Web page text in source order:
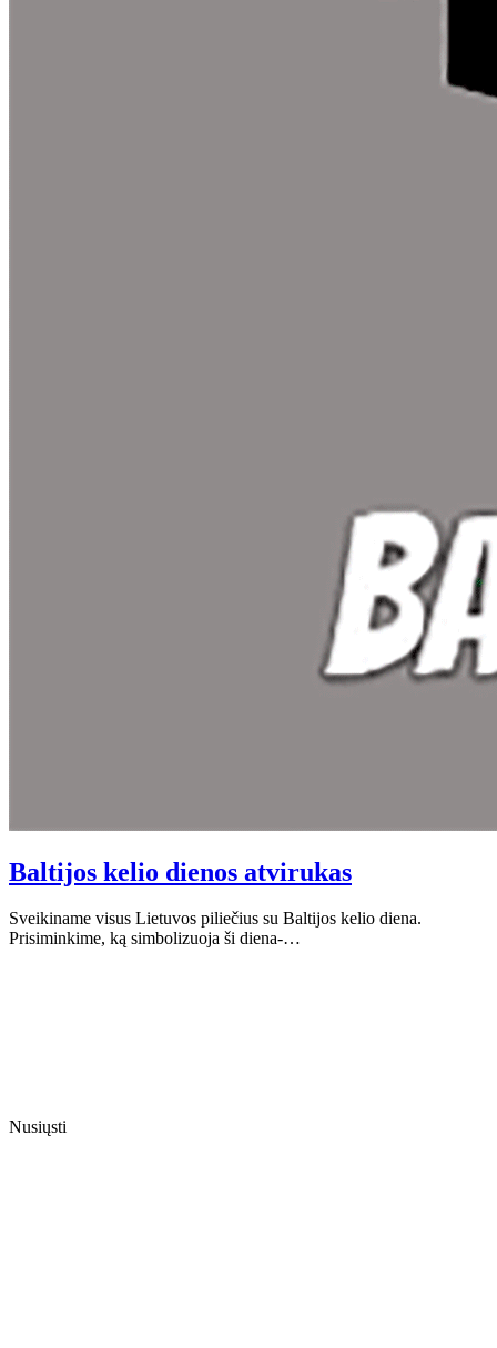
Baltijos kelio dienos atvirukas
Sveikiname visus Lietuvos piliečius su Baltijos kelio diena.
Prisiminkime, ką simbolizuoja ši diena-…
Nusiųsti